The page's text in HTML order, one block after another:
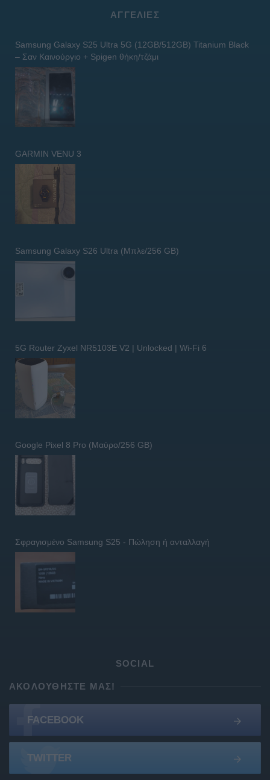
ΑΓΓΕΛΊΕΣ
Samsung Galaxy S25 Ultra 5G (12GB/512GB) Titanium Black
– Σαν Καινούργιο + Spigen θήκη/τζάμι
GARMIN VENU 3
Samsung Galaxy S26 Ultra (Μπλε/256 GB)
5G Router Zyxel NR5103E V2 | Unlocked | Wi-Fi 6
Google Pixel 8 Pro (Μαύρο/256 GB)
Σφραγισμένο Samsung S25 - Πώληση ή ανταλλαγή
SOCIAL
ΑΚΟΛΟΥΘΉΣΤΕ ΜΑΣ!
FACEBOOK
TWITTER